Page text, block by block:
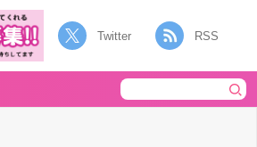
Twitter RSS